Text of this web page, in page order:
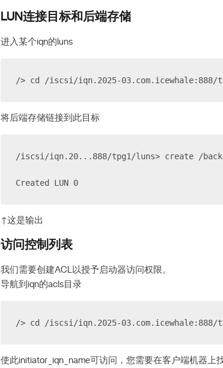
LUN连接目标和后端存储
进入某个iqn的luns
/> cd /iscsi/iqn.2025-03.com.icewhale:888/
将后端存储链接到此目标
/iscsi/iqn.20...888/tpg1/luns> create /
Created LUN 0
↑这是输出
访问控制列表
我们需要创建ACL以授予启动器访问权限。
导航到iqn的acls目录
/> cd /iscsi/iqn.2025-03.com.icewhale:888/
使此initiator_iqn_name可访问，您需要在客户端机器上